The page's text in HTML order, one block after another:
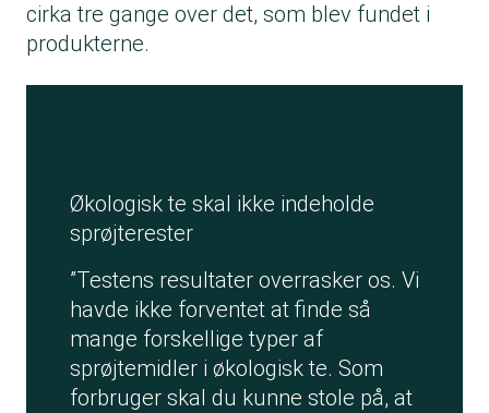
cirka tre gange over det, som blev fundet i
produkterne.
Økologisk te skal ikke indeholde
sprøjterester
”Testens resultater overrasker os. Vi
havde ikke forventet at finde så
mange forskellige typer af
sprøjtemidler i økologisk te. Som
forbruger skal du kunne stole på, at